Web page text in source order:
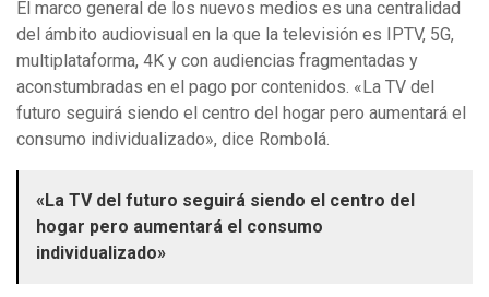
El marco general de los nuevos medios es una centralidad
del ámbito audiovisual en la que la televisión es IPTV, 5G,
multiplataforma, 4K y con audiencias fragmentadas y
aconstumbradas en el pago por contenidos. «La TV del
futuro seguirá siendo el centro del hogar pero aumentará el
consumo individualizado», dice Rombolá.
«La TV del futuro seguirá siendo el centro del
hogar pero aumentará el consumo
individualizado»